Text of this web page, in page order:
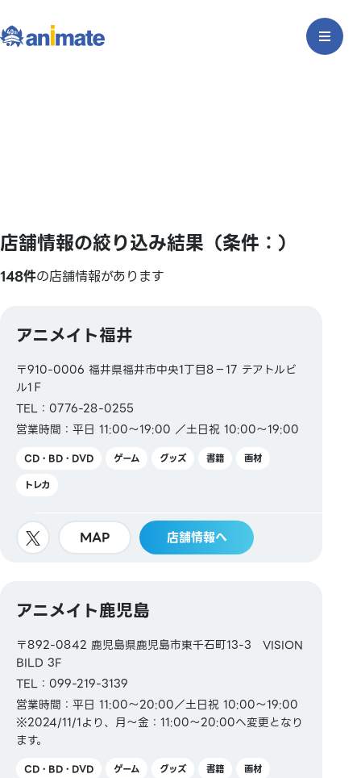
店舗情報の絞り込み結果（条件：）
148件の店舗情報があります
アニメイト福井
〒910-0006 福井県福井市中央1丁目8−17 テアトルビ
ル1Ｆ
TEL：0776-28-0255
営業時間：平日 11:00～19:00 ／土日祝 10:00～19:00
CD・BD・DVD ゲーム グッズ 書籍
画材
トレカ
MAP 店舗情報へ
アニメイト鹿児島
〒892-0842 鹿児島県鹿児島市東千石町13-3 VISION
BILD 3F
TEL：099-219-3139
営業時間：平日 11:00～20:00／土日祝 10:00～19:00
※2024/11/1より、月～金：11:00～20:00へ変更となり
ます。
CD・BD・DVD ゲーム グッズ 書籍
画材